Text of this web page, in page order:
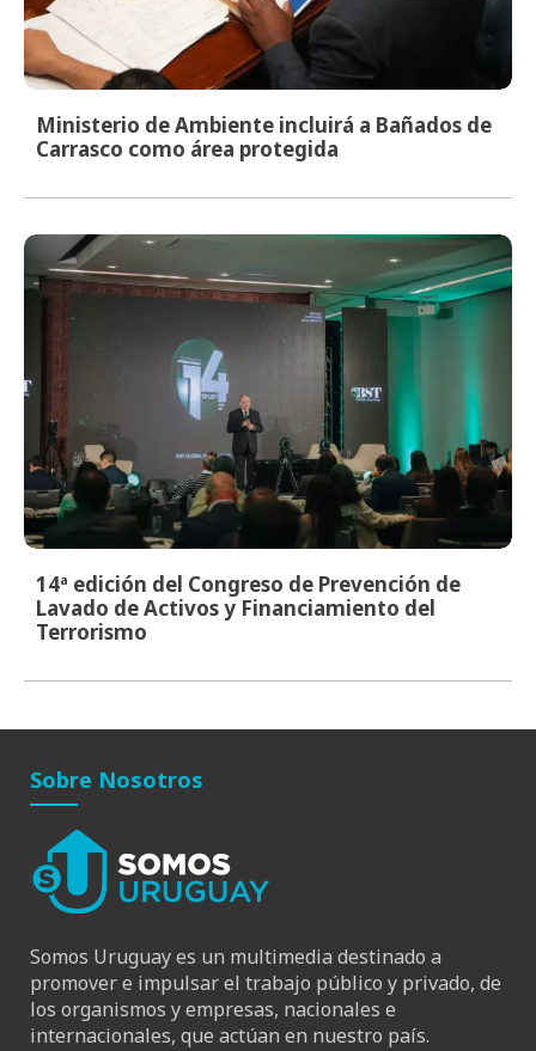
Ministerio de Ambiente incluirá a Bañados de
Carrasco como área protegida
14ª edición del Congreso de Prevención de
Lavado de Activos y Financiamiento del
Terrorismo
Sobre Nosotros
Somos Uruguay es un multimedia destinado a
promover e impulsar el trabajo público y privado, de
los organismos y empresas, nacionales e
internacionales, que actúan en nuestro país.